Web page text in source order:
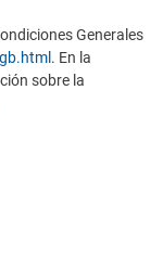
Generales
. En la
sobre la